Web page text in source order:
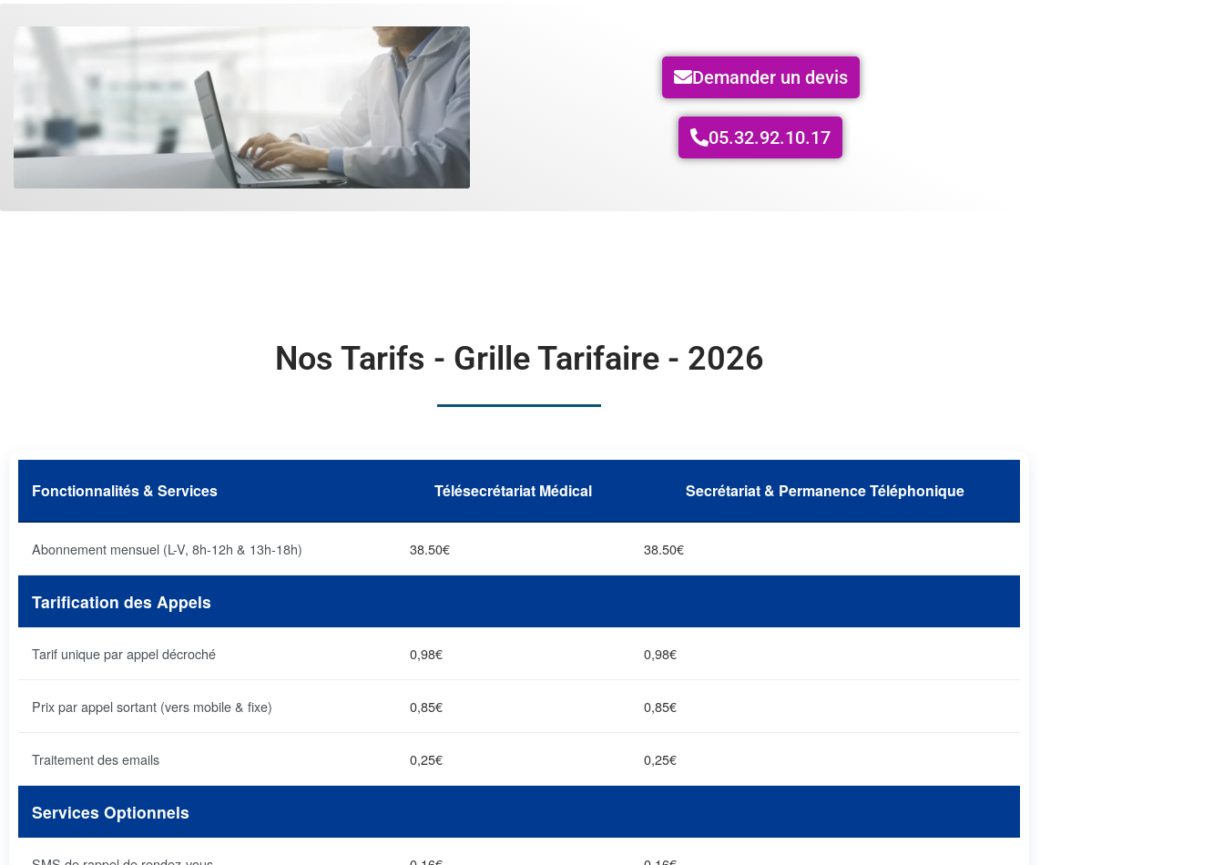
Demander un devis
05.32.92.10.17
Nos Tarifs - Grille Tarifaire - 2026
Fonctionnalités & Services Télésecrétariat Médical Secrétariat & Permanence Téléphonique
Abonnement mensuel (L-V, 8h-12h & 13h-18h) 38.50€ 38.50€
Tarification des Appels
Tarif unique par appel décroché 0,98€ 0,98€
Prix par appel sortant (vers mobile & fixe) 0,85€ 0,85€
Traitement des emails 0,25€ 0,25€
Services Optionnels